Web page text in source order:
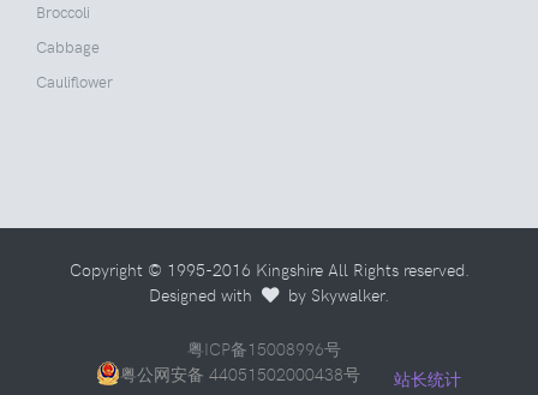
Broccoli
Cabbage
Cauliflower
Copyright © 1995-2016 Kingshire All Rights reserved.
Designed with
by Skywalker.
粤ICP备15008996号
粤公网安备 44051502000438号
站长统计